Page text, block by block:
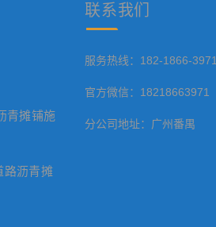
青摊铺施
路沥青摊
联系我们
服务热线：182-1866-3971
官方微信：18218663971
分公司地址：广州番禺